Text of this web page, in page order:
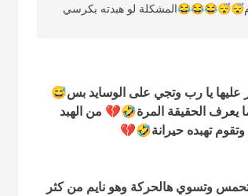
لو هبدته بكرسي
عليها يا رب وتجي على الوسايد بس😅
الحقيقة المرة🤣💔 من الهبد
تهبده حيرانة🤣💔
وتسوي هالحركة وهو نايم من كثر